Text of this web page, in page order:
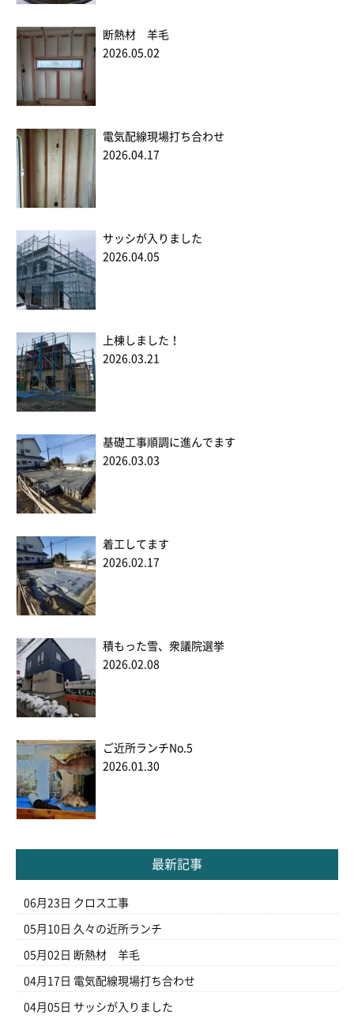
断熱材 羊毛
2026.05.02
電気配線現場打ち合わせ
2026.04.17
サッシが入りました
2026.04.05
上棟しました！
2026.03.21
基礎工事順調に進んでます
2026.03.03
着工してます
2026.02.17
積もった雪、衆議院選挙
2026.02.08
ご近所ランチNo.5
2026.01.30
最新記事
06月23日 クロス工事
05月10日 久々の近所ランチ
05月02日 断熱材 羊毛
04月17日 電気配線現場打ち合わせ
04月05日 サッシが入りました